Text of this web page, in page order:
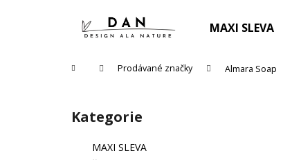
MAXI SLEVA
Domů Prodávané značky Almara Soap
Přeskočit
kategorie
Kategorie
MAXI SLEVA